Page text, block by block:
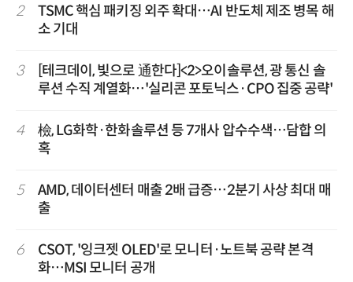
2
TSMC 핵심 패키징 외주 확대…AI 반도체 제조 병목 해
소 기대
3
[테크데이, 빛으로 通한다]<2>오이솔루션, 광 통신 솔
루션 수직 계열화…'실리콘 포토닉스·CPO 집중 공략'
4
檢, LG화학·한화솔루션 등 7개사 압수수색…담합 의
혹
5
AMD, 데이터센터 매출 2배 급증…2분기 사상 최대 매
출
6
CSOT, '잉크젯 OLED'로 모니터·노트북 공략 본격
화…MSI 모니터 공개